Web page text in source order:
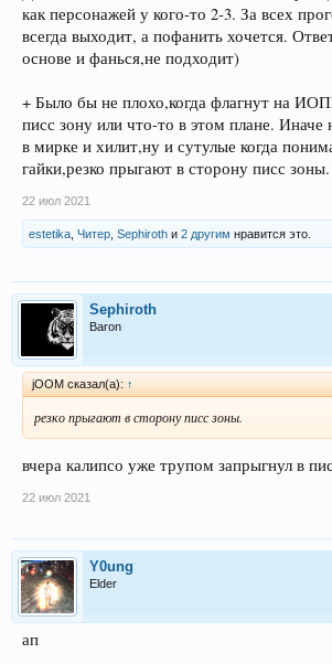
как персонажей у кого-то 2-3. За всех
всегда выходит, а пофанить хочется.
основе и фанься,не подходит)
+ Было бы не плохо,когда флагнут на
писс зону или что-то в этом плане.
в мирке и хилит,ну и сутулые когда
гайки,резко прыгают в сторону писс зоны.
22 июл 2021
estetika Читер Sephiroth и 2 другим нравится это.
Sephiroth
Baron
jOOM сказал(а): ↑
резко прыгают в сторону писс зоны.
вчера калипсо уже трупом запрыгнул в
22 июл 2021
Y0ung
Elder
ап